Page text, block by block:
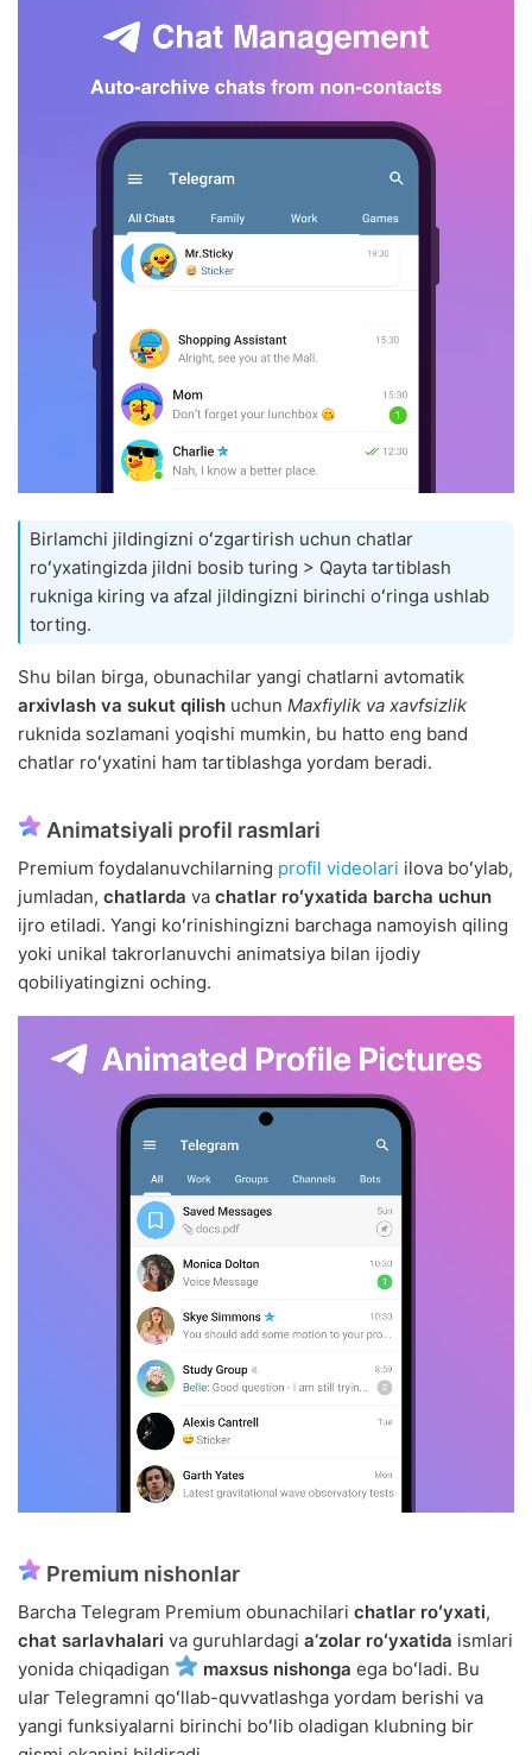
Birlamchi jildingizni oʻzgartirish uchun chatlar
roʻyxatingizda jildni bosib turing > Qayta tartiblash
rukniga kiring va afzal jildingizni birinchi oʻringa ushlab
torting.
Shu bilan birga, obunachilar yangi chatlarni avtomatik
arxivlash va sukut qilish uchun Maxfiylik va xavfsizlik
ruknida sozlamani yoqishi mumkin, bu hatto eng band
chatlar roʻyxatini ham tartiblashga yordam beradi.
Animatsiyali profil rasmlari
Premium foydalanuvchilarning profil videolari ilova boʻylab,
jumladan, chatlarda va chatlar roʻyxatida barcha uchun
ijro etiladi. Yangi koʻrinishingizni barchaga namoyish qiling
yoki unikal takrorlanuvchi animatsiya bilan ijodiy
qobiliyatingizni oching.
Premium nishonlar
Barcha Telegram Premium obunachilari chatlar roʻyxati,
chat sarlavhalari va guruhlardagi aʼzolar roʻyxatida ismlari
yonida chiqadigan
maxsus nishonga ega boʻladi. Bu
ular Telegramni qoʻllab-quvvatlashga yordam berishi va
yangi funksiyalarni birinchi boʻlib oladigan klubning bir